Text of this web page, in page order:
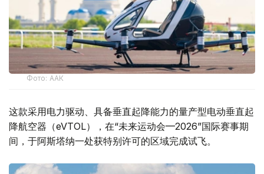
Фото: ААК
这款采用电力驱动、具备垂直起降能力的量产型电动垂直起
降航空器（eVTOL），在“未来运动会—2026”国际赛事期
间，于阿斯塔纳一处获特别许可的区域完成试飞。